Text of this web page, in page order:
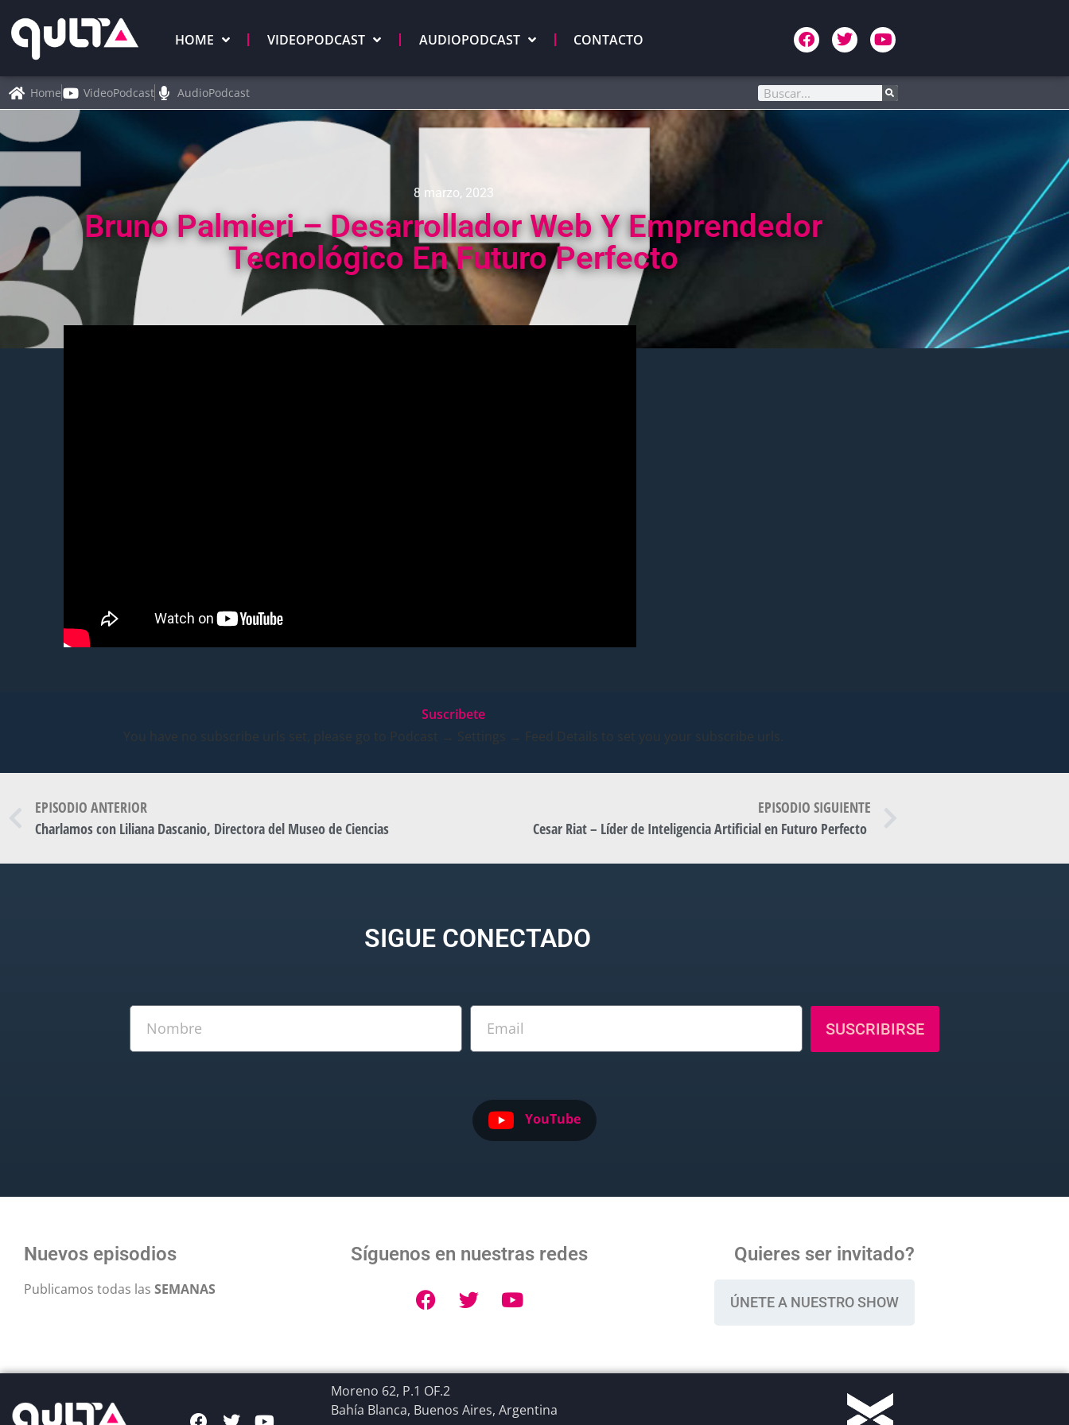
HOME VIDEOPODCAST AUDIOPODCAST CONTACTO
Home VideoPodcast AudioPodcast
8 marzo, 2023
Bruno Palmieri – Desarrollador Web Y Emprendedor
Tecnológico En Futuro Perfecto
Suscribete
You have no subscribe urls set, please go to Podcast → Settings → Feed Details to set you your subscribe urls.
EPISODIO ANTERIOR
Charlamos con Liliana Dascanio, Directora del Museo de Ciencias
EPISODIO SIGUIENTE
Cesar Riat – Líder de Inteligencia Artificial en Futuro Perfecto
SIGUE CONECTADO
SUSCRIBIRSE
YouTube
Nuevos episodios
Publicamos todas las SEMANAS
Síguenos en nuestras redes Quieres ser invitado?
ÚNETE A NUESTRO SHOW
Moreno 62, P.1 OF.2
Bahía Blanca, Buenos Aires, Argentina